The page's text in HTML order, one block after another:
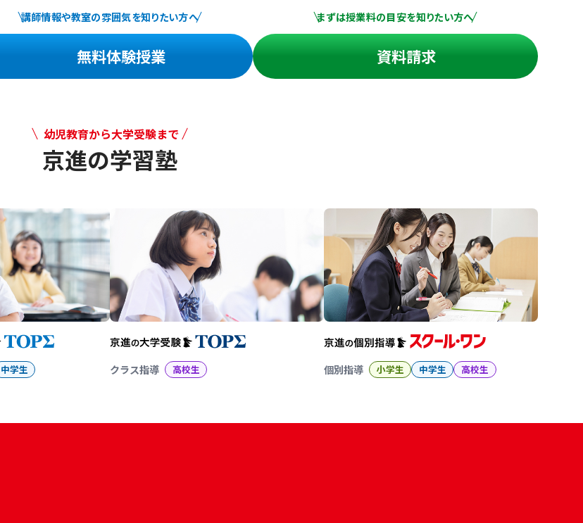
講師情報や教室の雰囲気を知りたい方へ
無料体験授業
まずは授業料の目安を知りたい方へ
資料請求
幼児教育から大学受験まで
京進の学習塾
中学生 クラス指導 高校生 個別指導 小学生 中学生 高校生